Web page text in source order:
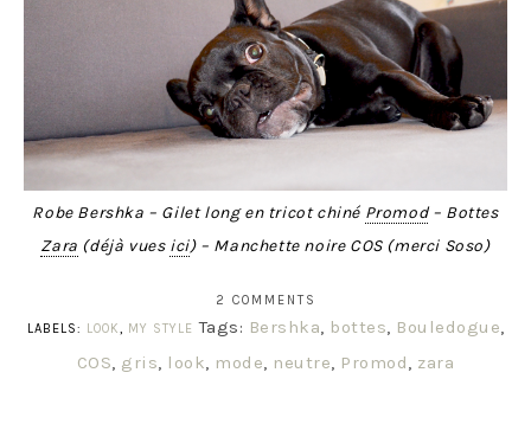
Robe Bershka – Gilet long en tricot chiné Promod– Bottes
Zara (déjà vues ici) – Manchette noire COS (merci Soso)
2 COMMENTS
LABELS:
LOOK, MY STYLE Tags: Bershka, bottes, Bouledogue,
COS, gris, look, mode, neutre, Promod, zara